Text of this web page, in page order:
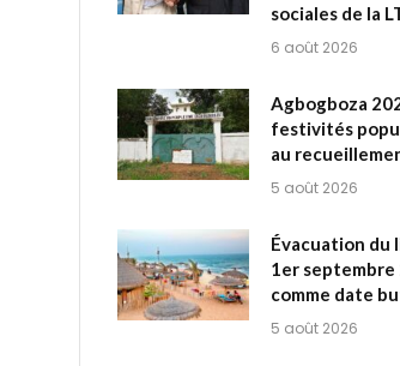
sociales de la
6 août 2026
Agbogboza
festivités
au
5 août 2026
Évacuation du
1er
comme date
5 août 2026